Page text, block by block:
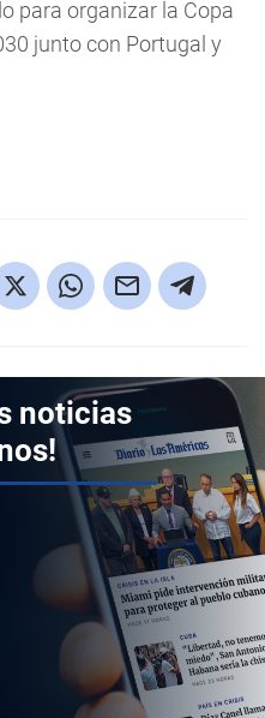
para organizar la Copa
junto con Portugal y
noticias